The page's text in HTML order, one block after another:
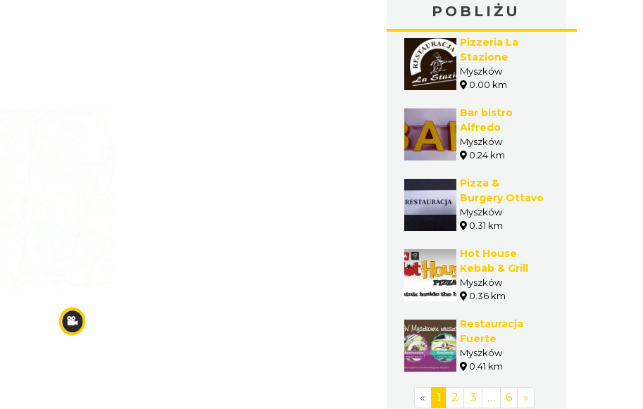
POBLIŻU
Pizzeria La
Stazione
Myszków
0.00 km
Bar bistro
Alfredo
Myszków
0.24 km
Pizza &
Burgery Ottavo
Myszków
0.31 km
Hot House
Kebab & Grill
Myszków
0.36 km
Restauracja
Fuerte
Myszków
0.41 km
« 1 2 3 … 6 »